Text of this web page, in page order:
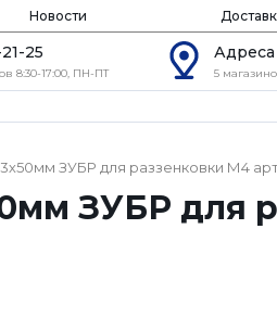
Новости
25
8:30-17:00, ПН-ПТ
Адреса
5
ЗУБР для раззенковки М4
ЗУБР для